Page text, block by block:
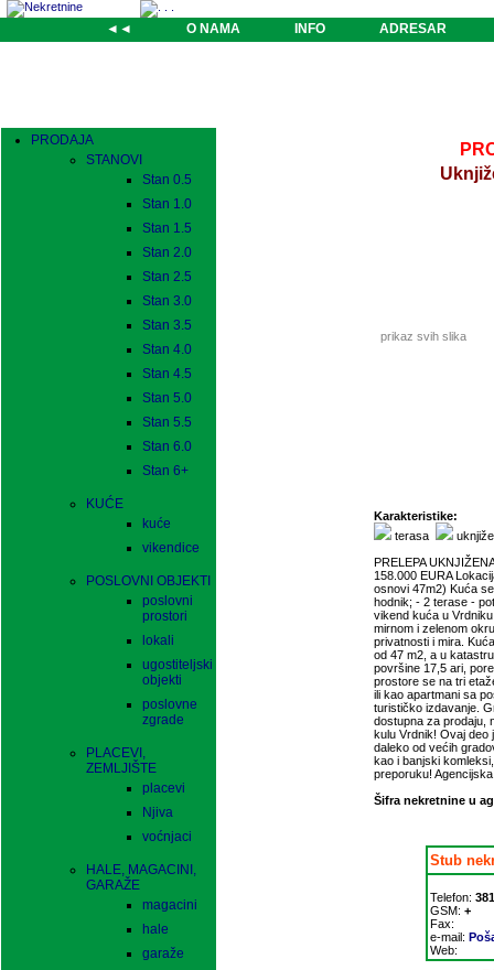
◄◄ O NAMA INFO ADRESAR
PRODAJA
STANOVI
Stan 0.5
Stan 1.0
Stan 1.5
Stan 2.0
Stan 2.5
Stan 3.0
Stan 3.5
Stan 4.0
Stan 4.5
Stan 5.0
Stan 5.5
Stan 6.0
Stan 6+
KUĆE
kuće
vikendice
POSLOVNI OBJEKTI
poslovni
prostori
lokali
ugostiteljski
objekti
poslovne
zgrade
PLACEVI,
ZEMLJIŠTE
placevi
Njiva
voćnjaci
HALE, MAGACINI,
GARAŽE
magacini
hale
garaže
prikaz svih slika
Karakteristike:
terasa
PRELEPA
158.000 EURA
osnovi 47m2) Kuća
hodnik; - 2 terase -
vikend kuća u
mirnom i zelenom
privatnosti i mira.
od 47 m2, a u
površine 17,5 ari,
prostore se na tri
ili kao apartmani sa
turističko izdavanje.
dostupna za prodaju,
kulu Vrdnik! Ovaj deo
daleko od većih
kao i banjski
preporuku!
Šifra nekretnine u
Stub
Telefon:
GSM: +
Fax:
e-mail:
Web: